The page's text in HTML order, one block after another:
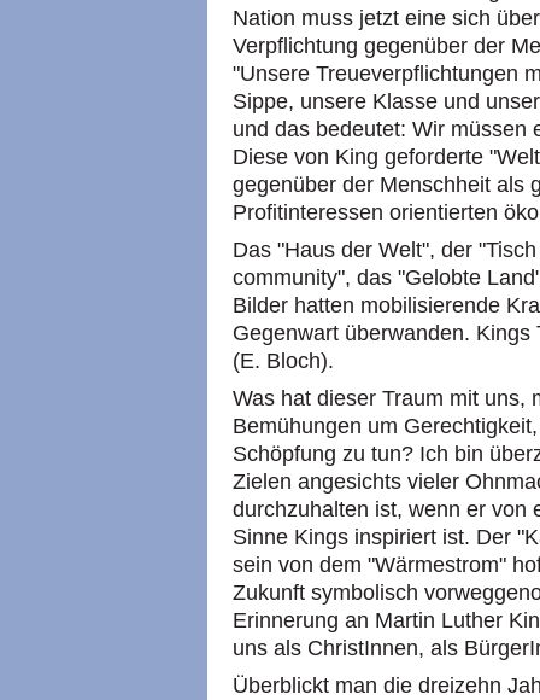
Nation muss jetzt eine sich
Verpflichtung gegenüber der
"Unsere Treueverpflichtungen
Sippe, unsere Klasse und
und das bedeutet: Wir müssen
Diese von King geforderte
gegenüber der Menschheit als
Profitinteressen orientierten
Das "Haus der Welt", der
community", das "Gelobte
Bilder hatten mobilisierende
Gegenwart überwanden.
(E. Bloch).
Was hat dieser Traum mit uns,
Bemühungen um
Schöpfung zu tun? Ich bin
Zielen angesichts vieler
durchzuhalten ist, wenn er von
Sinne Kings inspiriert ist. Der
sein von dem "Wärmestrom"
Zukunft symbolisch
Erinnerung an Martin Luther
uns als ChristInnen, als
Überblickt man die dreizehn